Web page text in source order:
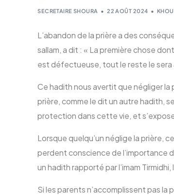
SECRETAIRE SHOURA 22 AOÛT 2024
L’abandon de la prière a des
sallam, a dit : « La première chose
est défectueuse, tout le reste le sera
Ce hadith nous avertit que négliger la
prière, comme le dit un autre hadith,
protection dans cette vie, et
Lorsque quelqu’un néglige la prière,
perdent conscience de l’importance
un hadith rapporté par l’imam
Si les parents n’accomplissent pas la